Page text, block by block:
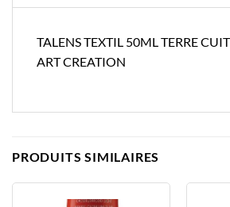
TALENS TEXTIL 50ML TERRE
ART CREATION
PRODUITS SIMILAIRES